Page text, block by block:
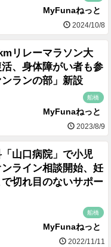
MyFunaねっと
2024/10/8
リレーマラソン大
、身体障がい者も参
ランの部」新設
船橋
MyFunaねっと
2023/8/9
山口病院」で小児
ライン相談開始、妊
切れ目のないサポー
船橋
MyFunaねっと
2022/11/11